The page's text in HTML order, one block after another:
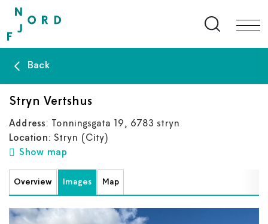
Search
Back
Stryn Vertshus
Address: Tonningsgata 19, 6783 stryn
Location: Stryn (City)
Show map
Overview Images Map